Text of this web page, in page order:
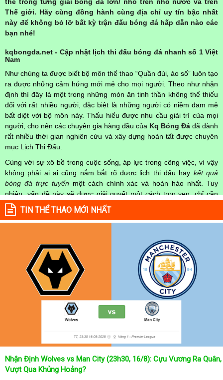
Thế giới. Hãy cùng đồng hành cùng địa chỉ uy tín bậc nhất
này để không bỏ lỡ bất kỳ trận đấu bóng đá hấp dẫn nào các
bạn nhé!
kqbongda.net - Cập nhật lịch thi đấu bóng đá nhanh số 1 Việt
Nam
Như chúng ta được biết bộ môn thể thao “Quần đùi, áo số” luôn tạo
ra được những cảm hứng mới mẻ cho mọi người. Theo như nhận
định thì đây là một trong những món ăn tinh thần không thể thiếu
đối với rất nhiều người, đặc biệt là những người có niềm đam mê
bất diệt với bộ môn này. Thấu hiểu được nhu cầu giải trí của mọi
người, cho nên các chuyên gia hàng đầu của Kq Bóng Đá đã dành
rất nhiều thời gian nghiên cứu và xây dựng hoàn tất được chuyên
mục Lịch Thi Đấu.
Cùng với sự xô bồ trong cuộc sống, áp lực trong công việc, vì vậy
không phải ai ai cũng nắm bắt rõ được lịch thi đấu hay kết quả
bóng đá trực tuyến một cách chính xác và hoàn hảo nhất. Tuy
nhiên, vấn đề này sẽ được giải quyết một cách trọn vẹn, chỉ cần
truy cập vào chuyên mục
Lịch Thi Đấu
mọi người hoàn toàn nắm rõ được chính xác về thời gian các trận
đấu bóng đá Việt Nam hay trên Thế giới diễn ra trong thời gian sắp
cả 2 đội tuyển bóng đá đang đạt được.
Không chỉ dừng lại ở đó, những người hâm mộ bóng đá có thể cập
nhật được chính xác về lịch phát sóng bóng đá được tường thuật
trực tiếp ở trên những kênh truyền hình thể thao lớn nhất hiện nay
như: VTV3, K+, SCTV, Thể thao TV,... Nếu như bạn không muốn
bỏ lỡ bất kỳ một trận đấu bóng đá nào trong từng mùa giải, hãy
thường xuyên vào chuyên mụcLịch Thi Đấutại chuyên trang
để cập nhật thông tin chính xác nhất nhé!
Lịch thi đấu được cập nhật chính xác trong toàn bộ các giải
Tại Lịch Thi Đấu của chuyên trang kqbongda.net
sẽ cập nhanh
chóng và chính xác nhất thời gian từng trận đấu bóng đá diễn ra ở
TIN THỂ THAO MỚI NHẤT
Nhận Định Wolves vs Man City (23h30, 16/8): Cựu Vương Ra Quân,
Vượt Qua Khủng Hoảng?